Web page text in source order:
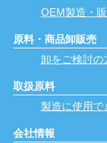
OEM製造・
原料・商品卸販売
卸をご検討の
取扱原料
製造に使用で
会社情報